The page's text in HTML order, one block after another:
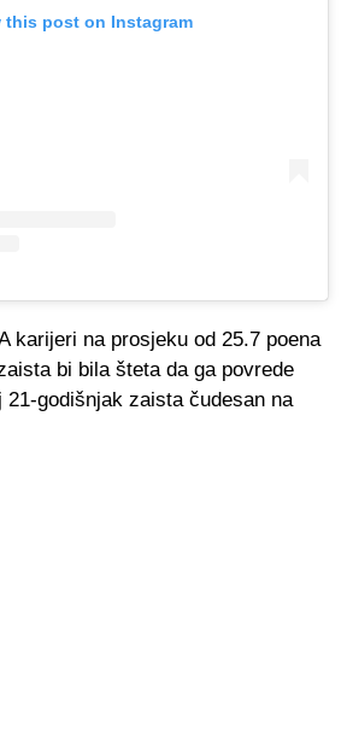
this post on Instagram
karijeri na prosjeku od 25.7 poena
bi bila šteta da ga povrede
godišnjak zaista čudesan na